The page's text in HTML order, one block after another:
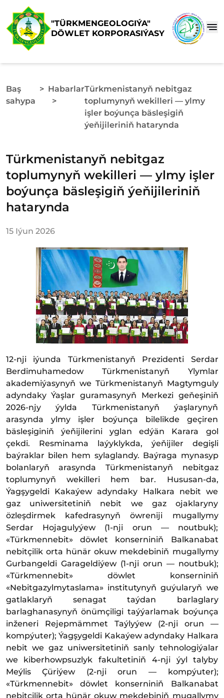
"TÜRKMENGEOLOGIÝA"
DÖWLET KORPORASIÝASY
Baş
sahypa
> Habarlar
>
Türkmenistanyň nebitgaz
toplumynyň wekilleri — ylmy
işler boýunça bäsleşigiň
ýeňijileriniň hatarynda
Türkmenistanyň nebitgaz
toplumynyň wekilleri — ylmy işler
boýunça bäsleşigiň ýeňijileriniň
hatarynda
15 Iýun 2026
12-nji iýunda Türkmenistanyň Prezidenti Serdar
Berdimuhamedow Türkmenistanyň Ylymlar
akademiýasynyň we Türkmenistanyň Magtymguly
adyndaky Ýaşlar guramasynyň Merkezi geňeşiniň
2026-njy ýylda Türkmenistanyň ýaşlarynyň
arasynda ylmy işler boýunça bilelikde geçiren
bäsleşiginiň ýeňijilerini yglan edýän Karara gol
çekdi. Resminama laýyklykda, ýeňijiler degişli
baýraklar bilen hem sylaglandy. Baýraga mynasyp
bolanlaryň arasynda Türkmenistanyň nebitgaz
toplumynyň wekilleri hem bar. Hususan-da,
Ýagşygeldi Kakaýew adyndaky Halkara nebit we
gaz uniwersitetiniň nebit we gaz ojaklaryny
özleşdirmek kafedrasynyň öwreniji mugallymy
Serdar Hojagulyýew (1-nji orun — noutbuk);
«Türkmennebit» döwlet konserniniň Balkanabat
nebitçilik orta hünär okuw mekdebiniň mugallymy
Gurbangeldi Garageldiýew (1-nji orun — noutbuk);
«Türkmennebit» döwlet konserniniň
«Nebitgazylmytaslama» institutynyň guýularyň we
gatlaklaryň senagat taýdan barlaglary
barlaghanasynyň önümçiligi taýýarlamak boýunça
inženeri Rejepmämmet Taýlyýew (2-nji orun —
kompýuter); Ýagşygeldi Kakaýew adyndaky Halkara
nebit we gaz uniwersitetiniň sanly tehnologiýalar
we kiberhowpsuzlyk fakultetiniň 4-nji ýyl talyby
Meýlis Çüriýew (2-nji orun — kompýuter);
«Türkmennebit» döwlet konserniniň Balkanabat
nebitçilik orta hünär okuw mekdebiniň mugallymy